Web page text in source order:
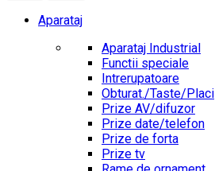
Aparataj
Aparataj Industrial
Functii speciale
Intrerupatoare
Obturat./Taste/Placi
Prize AV/difuzor
Prize date/telefon
Prize de forta
Prize tv